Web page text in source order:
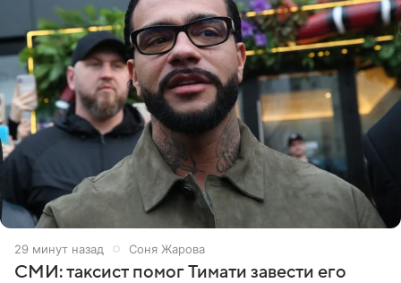
29 минут назад Соня Жарова
СМИ: таксист помог Тимати завести его